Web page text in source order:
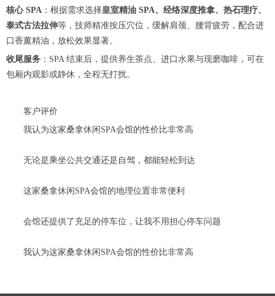
核心 SPA ：根据需求选择皇室精油 SPA、经络深度推拿、热石理疗、
泰式古法拉伸等，技师精准按压穴位，缓解肩颈、腰背疲劳，配合进
口香薰精油，放松效果显著。
收尾服务 ：SPA 结束后，提供养生茶点、进口水果与现磨咖啡，可在
包厢内观影或静休，全程无打扰。
客户评价
我认为这家桑拿休闲SPA会馆的性价比非常高
无论是乘坐公共交通还是自驾，都能轻松到达
这家桑拿休闲SPA会馆的地理位置非常便利
会馆还提供了充足的停车位，让我不用担心停车问题
我认为这家桑拿休闲SPA会馆的性价比非常高